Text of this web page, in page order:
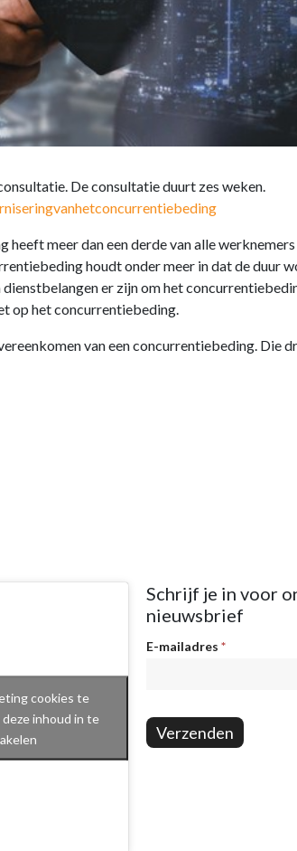
De consultatie duurt zes weken.
meer dan een derde van alle werknemers
houdt onder meer in dat de duur
er zijn om het
op het concurrentiebeding.
van een concurrentiebeding. Die
cookies te
inhoud in te
Schrijf je in voor
nieuwsbrief
Nieuwsbrief
E-mailadres *
Verzenden